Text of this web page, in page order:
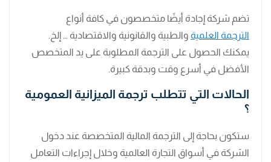
تضم شركة إجادة أيضًا متخصصون في كافة أنواع
الترجمة العلمية والطبية والقانونية والاقتصادية … إلخ.
يمكنك الحصول على الترجمة المطلوبة على يد المتخصص
الأفضل في أسرع وقت وبدقة كبيرة.
الحالات التي تتطلب ترجمة الميزانية العمومية
؟
ستكون بحاجة إلى الترجمة المالية المتخصصة عند دخول
الشركة في أسواق التجارة العالمية وخلال إجراءات التعامل